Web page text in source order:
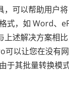
，可以帮助用户
式，如 Word、
上述解决方案相
可以让您在没有
于其批量转换模